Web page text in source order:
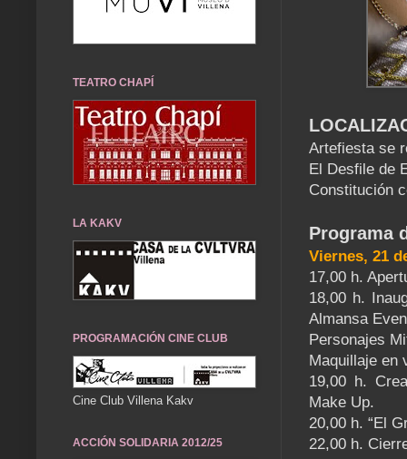
Artefiesta se
El Desfile de
Constitución
Programa
Viernes, 21
17,00 h.
18,00 h.
Almansa
Personajes
Maquillaje en
19,00 h.
Make Up.
20,00 h. “El
22,00 h.
TEATRO CHAPÍ
LA KAKV
PROGRAMACIÓN CINE CLUB
Cine Club Villena Kakv
ACCIÓN SOLIDARIA 2012/25